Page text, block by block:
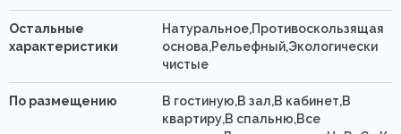
Остальные
характеристики
Натуральное,Противоскользящая
основа,Рельефный,Экологически
чистые
По размещению
В гостиную,В зал,В кабинет,В
квартиру,В спальню,Все